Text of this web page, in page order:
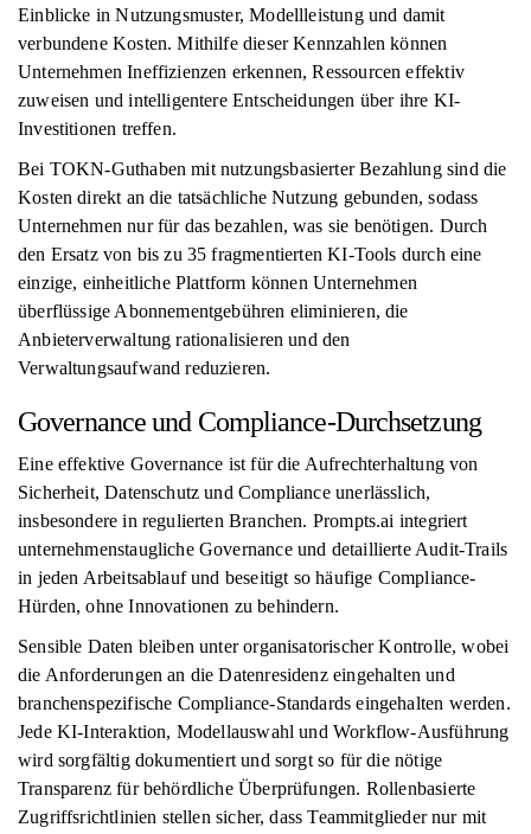
Einblicke in Nutzungsmuster, Modellleistung und damit
verbundene Kosten. Mithilfe dieser Kennzahlen können
Unternehmen Ineffizienzen erkennen, Ressourcen effektiv
zuweisen und intelligentere Entscheidungen über ihre KI-
Investitionen treffen.
Bei TOKN-Guthaben mit nutzungsbasierter Bezahlung sind die
Kosten direkt an die tatsächliche Nutzung gebunden, sodass
Unternehmen nur für das bezahlen, was sie benötigen. Durch
den Ersatz von bis zu 35 fragmentierten KI-Tools durch eine
einzige, einheitliche Plattform können Unternehmen
überflüssige Abonnementgebühren eliminieren, die
Anbieterverwaltung rationalisieren und den
Verwaltungsaufwand reduzieren.
Governance und Compliance-Durchsetzung
Eine effektive Governance ist für die Aufrechterhaltung von
Sicherheit, Datenschutz und Compliance unerlässlich,
insbesondere in regulierten Branchen. Prompts.ai integriert
unternehmenstaugliche Governance und detaillierte Audit-Trails
in jeden Arbeitsablauf und beseitigt so häufige Compliance-
Hürden, ohne Innovationen zu behindern.
Sensible Daten bleiben unter organisatorischer Kontrolle, wobei
die Anforderungen an die Datenresidenz eingehalten und
branchenspezifische Compliance-Standards eingehalten werden.
Jede KI-Interaktion, Modellauswahl und Workflow-Ausführung
wird sorgfältig dokumentiert und sorgt so für die nötige
Transparenz für behördliche Überprüfungen. Rollenbasierte
Zugriffsrichtlinien stellen sicher, dass Teammitglieder nur mit